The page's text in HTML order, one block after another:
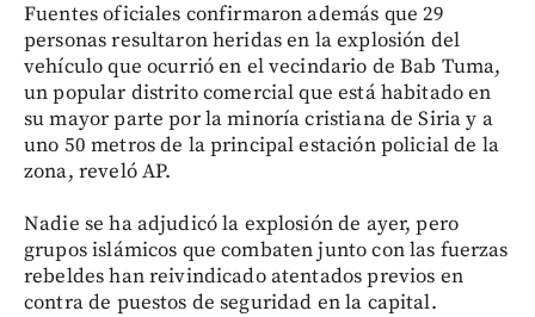
Fuentes oficiales confirmaron además que 29
personas resultaron heridas en la explosión del
vehículo que ocurrió en el vecindario de Bab Tuma,
un popular distrito comercial que está habitado en
su mayor parte por la minoría cristiana de Siria y a
uno 50 metros de la principal estación policial de la
zona, reveló AP.
Nadie se ha adjudicó la explosión de ayer, pero
grupos islámicos que combaten junto con las fuerzas
rebeldes han reivindicado atentados previos en
contra de puestos de seguridad en la capital.